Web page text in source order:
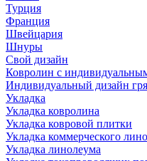
Турция
Франция
Швейцария
Шнуры
Свой дизайн
Ковролин с
Индивидуальный дизайн
Укладка
Укладка ковролина
Укладка ковровой плитки
Укладка коммерческого
Укладка линолеума